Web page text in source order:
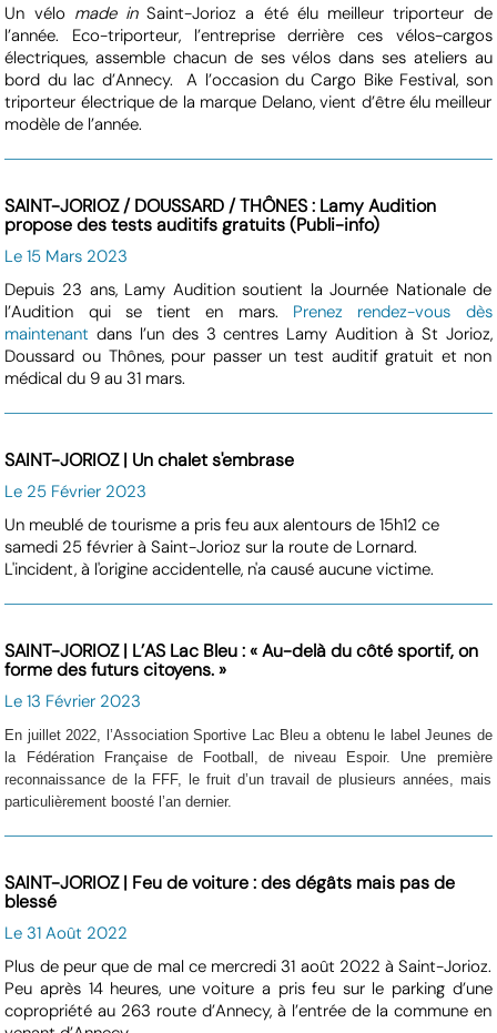
Un vélo made inSaint-Jorioz a été élu meilleur triporteur de
l’année. Eco-triporteur, l’entreprise derrière ces vélos-cargos
électriques, assemble chacun de ses vélos dans ses ateliers au
bord du lac d’Annecy. A l’occasion du Cargo Bike Festival, son
triporteur électrique de la marque Delano, vient d’être élu meilleur
modèle de l’année.
SAINT-JORIOZ / DOUSSARD / THÔNES : Lamy Audition
propose des tests auditifs gratuits (Publi-info)
Le 15 Mars 2023
Depuis 23 ans, Lamy Audition soutient la Journée Nationale de
l’Audition qui se tient en mars. Prenez rendez-vous dès
maintenant dans l’un des 3 centres Lamy Audition à St Jorioz,
Doussard ou Thônes, pour passer un test auditif gratuit et non
médical du 9 au 31 mars.
SAINT-JORIOZ | Un chalet s'embrase
Le 25 Février 2023
Un meublé de tourisme a pris feu aux alentours de 15h12 ce
samedi 25 février à Saint-Jorioz sur la route de Lornard.
L'incident, à l'origine accidentelle, n'a causé aucune victime.
SAINT-JORIOZ | L’AS Lac Bleu : « Au-delà du côté sportif, on
forme des futurs citoyens. »
Le 13 Février 2023
En juillet 2022, l’Association Sportive Lac Bleu a obtenu le label Jeunes de
la Fédération Française de Football, de niveau Espoir. Une première
reconnaissance de la FFF, le fruit d’un travail de plusieurs années, mais
particulièrement boosté l’an dernier.
SAINT-JORIOZ | Feu de voiture : des dégâts mais pas de
blessé
Le 31 Août 2022
Plus de peur que de mal ce mercredi 31 août 2022 à Saint-Jorioz.
Peu après 14 heures, une voiture a pris feu sur le parking d’une
copropriété au 263 route d’Annecy, à l’entrée de la commune en